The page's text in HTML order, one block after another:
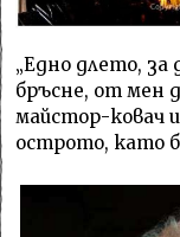
„Едно длето, за
бръсне, от мен
майстор-ковач
острото, като